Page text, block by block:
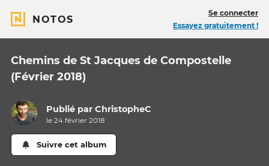
NOTOS
Se connecter
Essayez gratuitement !
Chemins de St Jacques de Compostelle
(Février 2018)
Publié parChristopheC
le 24 février 2018
Suivre cet album